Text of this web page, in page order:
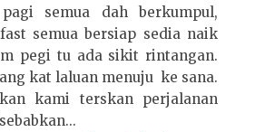
semua dah berkumpul,
semua bersiap sedia naik
pegi tu ada sikit rintangan.
kat laluan menuju ke sana.
kami terskan perjalanan